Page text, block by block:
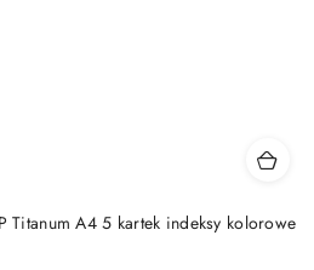
Titanum A4 5 kartek indeksy kolorowe